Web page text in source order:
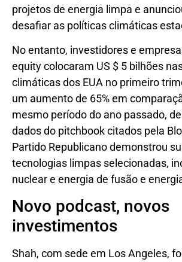
projetos de energia limpa e
desafiar as políticas climáticas
No entanto, investidores e
equity colocaram US $ 5 bilhões
climáticas dos EUA no primeiro
um aumento de 65% em
mesmo período do ano passado,
dados do pitchbook citados pela
Partido Republicano demonstrou
tecnologias limpas selecionadas,
nuclear e energia de fusão e
Novo podcast, novos
investimentos
Shah, com sede em Los Angeles,